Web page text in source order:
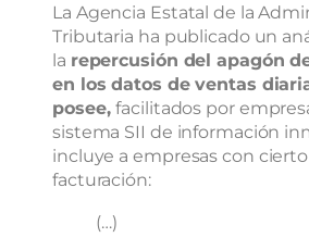
La Agencia Estatal de la
Tributaria ha publicado un
la repercusión del apagón
en los datos de ventas
posee,facilitados por
sistema SII de información
incluye a empresas con
facturación:
(…)